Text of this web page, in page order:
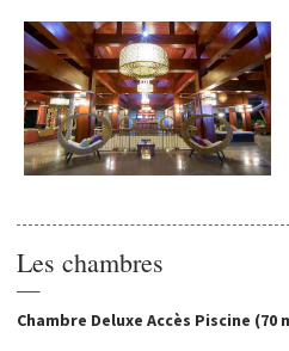
Les chambres
—
Chambre Deluxe Accès Piscine (70